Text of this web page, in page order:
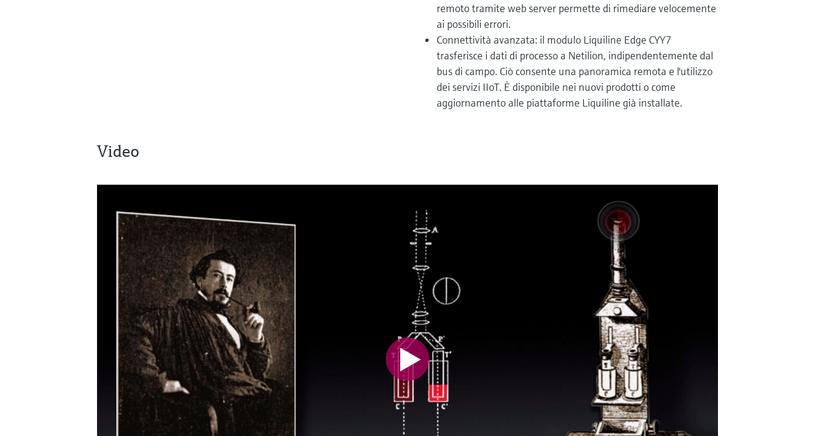
remoto tramite web server permette di rimediare velocemente
ai possibili errori.
Connettività avanzata: il modulo Liquiline Edge CYY7
trasferisce i dati di processo a Netilion, indipendentemente dal
bus di campo. Ciò consente una panoramica remota e l'utilizzo
dei servizi IIoT. È disponibile nei nuovi prodotti o come
aggiornamento alle piattaforme Liquiline già installate.
Video